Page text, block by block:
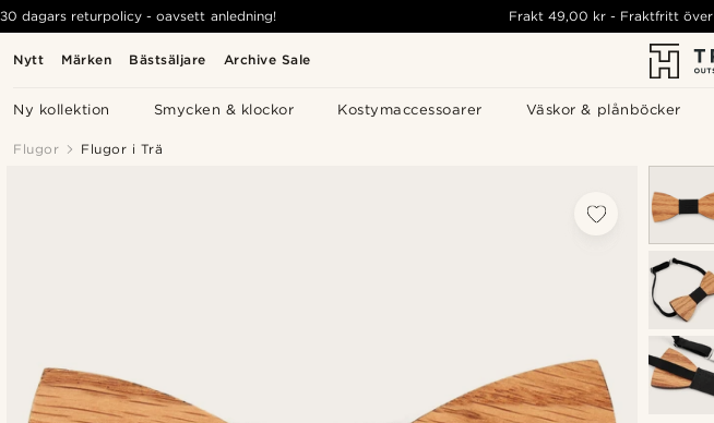
Nytt Märken Bästsäljare Archive Sale
Ny kollektion Smycken & klockor Kostymaccessoarer Väskor & plånböcker
30 dagars returpolicy - oavsett anledning! Frakt49,00 kr - Fraktfritt över
Flugor Flugor i Trä